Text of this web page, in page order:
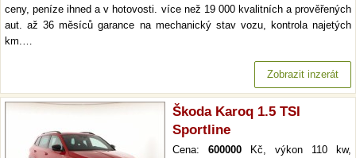
ceny, peníze ihned a v hotovosti. více než 19 000 kvalitních a prověřených
aut. až 36 měsíců garance na mechanický stav vozu, kontrola najetých
km.…
Zobrazit inzerát
Škoda Karoq 1.5 TSI
Sportline
Cena: 600000 Kč, výkon 110 kw,